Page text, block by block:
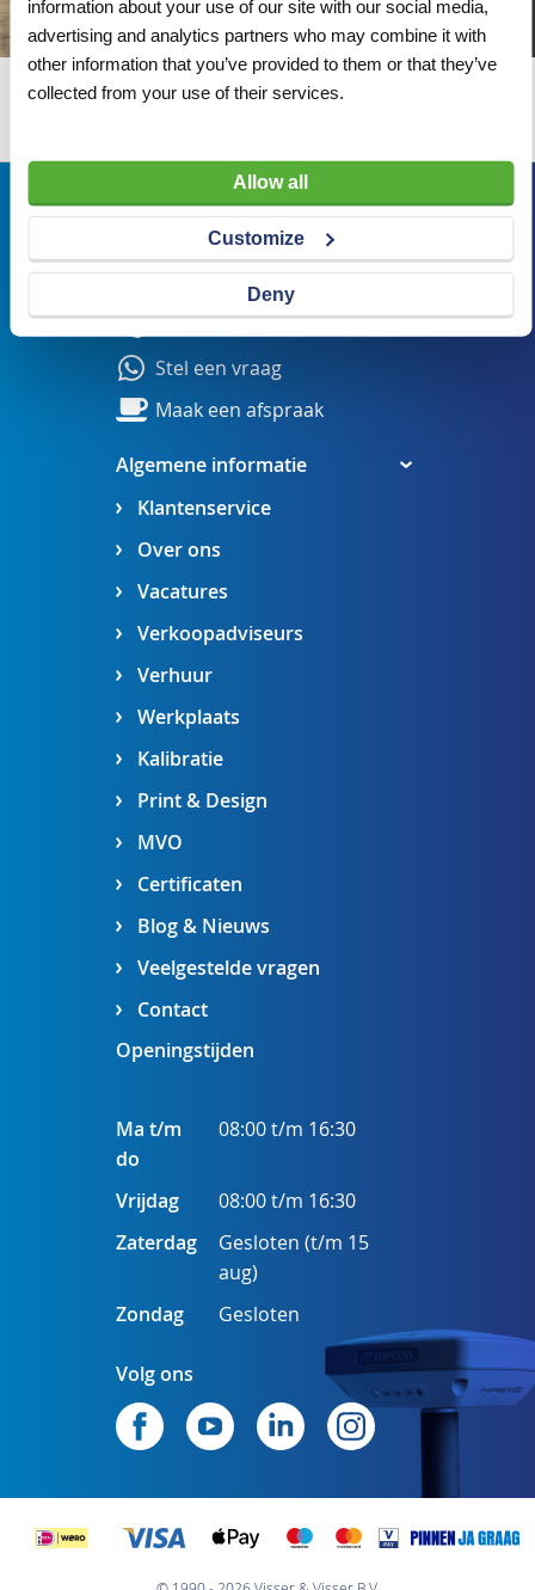
information about your use of our site with our social media,
advertising and analytics partners who may combine it with
other information that you’ve provided to them or that they’ve
collected from your use of their services.
Allow all
Customize
Deny
Algemene informatie
Klantenservice
Over ons
Vacatures
Verkoopadviseurs
Verhuur
Werkplaats
Kalibratie
Print & Design
MVO
Certificaten
Blog & Nieuws
Veelgestelde vragen
Contact
Bezoekadres
Veldsteen 25, 4815 PK Breda
verkoop@visserbreda.nl
076 541 5073
Stel een vraag
Maak een afspraak
Openingstijden
Ma t/m
do
08:00 t/m 16:30
Vrijdag
08:00 t/m 16:30
Zaterdag
Gesloten (t/m 15
aug)
Zondag
Gesloten
Volg ons